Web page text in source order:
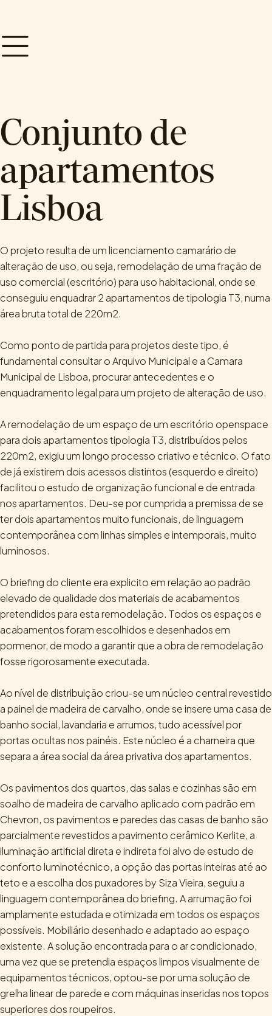
Conjunto de
apartamentos
Lisboa
O projeto resulta de um licenciamento camarário de
alteração de uso, ou seja, remodelação de uma fração de
uso comercial (escritório) para uso habitacional, onde se
conseguiu enquadrar 2 apartamentos de tipologia T3, numa
área bruta total de 220m2.
Como ponto de partida para projetos deste tipo, é
fundamental consultar o Arquivo Municipal e a Camara
Municipal de Lisboa, procurar antecedentes e o
enquadramento legal para um projeto de alteração de uso.
A remodelação de um espaço de um escritório openspace
para dois apartamentos tipologia T3, distribuídos pelos
220m2, exigiu um longo processo criativo e técnico. O fato
de já existirem dois acessos distintos (esquerdo e direito)
facilitou o estudo de organização funcional e de entrada
nos apartamentos. Deu-se por cumprida a premissa de se
ter dois apartamentos muito funcionais, de linguagem
contemporânea com linhas simples e intemporais, muito
luminosos.
O briefing do cliente era explicito em relação ao padrão
elevado de qualidade dos materiais de acabamentos
pretendidos para esta remodelação. Todos os espaços e
acabamentos foram escolhidos e desenhados em
pormenor, de modo a garantir que a obra de remodelação
fosse rigorosamente executada.
Ao nível de distribuição criou-se um núcleo central revestido
a painel de madeira de carvalho, onde se insere uma casa de
banho social, lavandaria e arrumos, tudo acessível por
portas ocultas nos painéis. Este núcleo é a charneira que
separa a área social da área privativa dos apartamentos.
Os pavimentos dos quartos, das salas e cozinhas são em
soalho de madeira de carvalho aplicado com padrão em
Chevron, os pavimentos e paredes das casas de banho são
parcialmente revestidos a pavimento cerâmico Kerlite, a
iluminação artificial direta e indireta foi alvo de estudo de
conforto luminotécnico, a opção das portas inteiras até ao
teto e a escolha dos puxadores by Siza Vieira, seguiu a
linguagem contemporânea do briefing. A arrumação foi
amplamente estudada e otimizada em todos os espaços
possíveis. Mobiliário desenhado e adaptado ao espaço
existente. A solução encontrada para o ar condicionado,
uma vez que se pretendia espaços limpos visualmente de
equipamentos técnicos, optou-se por uma solução de
grelha linear de parede e com máquinas inseridas nos topos
superiores dos roupeiros.